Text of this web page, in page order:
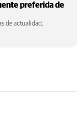
preferida de
de actualidad.